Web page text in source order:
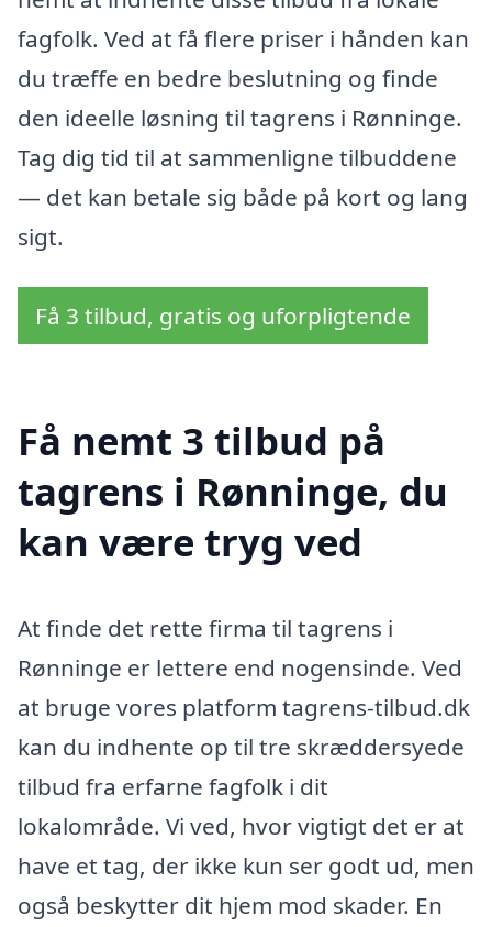
fagfolk. Ved at få flere priser i hånden kan
du træffe en bedre beslutning og finde
den ideelle løsning til tagrens i Rønninge.
Tag dig tid til at sammenligne tilbuddene
— det kan betale sig både på kort og lang
sigt.
Få 3 tilbud, gratis og uforpligtende
Få nemt 3 tilbud på
tagrens i Rønninge, du
kan være tryg ved
At finde det rette firma til tagrens i
Rønninge er lettere end nogensinde. Ved
at bruge vores platform tagrens-tilbud.dk
kan du indhente op til tre skræddersyede
tilbud fra erfarne fagfolk i dit
lokalområde. Vi ved, hvor vigtigt det er at
have et tag, der ikke kun ser godt ud, men
også beskytter dit hjem mod skader. En